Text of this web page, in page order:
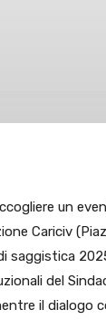
un
Cariciv
saggistica
del
il dialogo